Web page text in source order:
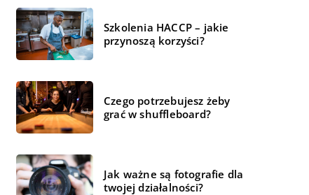
Szkolenia HACCP – jakie
przynoszą korzyści?
Czego potrzebujesz żeby
grać w shuffleboard?
Jak ważne są fotografie dla
twojej działalności?